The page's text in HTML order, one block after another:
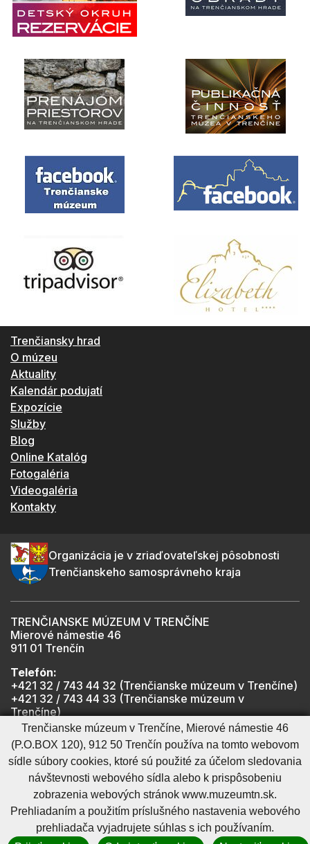
Trenčiansky hrad
O múzeu
Aktuality
Kalendár podujatí
Expozície
Služby
Blog
Online Katalóg
Fotogaléria
Videogaléria
Kontakty
Organizácia je v zriaďovateľskej pôsobnosti
Trenčianskeho samosprávneho kraja
TRENČIANSKE MÚZEUM V TRENČÍNE
Mierové námestie 46
911 01 Trenčín
Telefón:
+421 32 / 743 44 32 (Trenčianske múzeum v Trenčíne)
+421 32 / 743 44 33 (Trenčianske múzeum v
Trenčíne)
+421 901 918 825 (Trenčiansky hrad - informátor -
počas otváracích hodín hradu)
Mapa stránkyRSSCookies nastavenieOchrana osobných údajov
Cookies - viac informáciíVyhlásenie o prístupnosti
Technický prevádzkovateľSprávca obsahu
GenerujeCMS BUXUS
Trenčianske múzeum v Trenčíne, Mierové námestie 46
(P.O.BOX 120), 912 50 Trenčín používa na tomto webovom
sídle súbory cookies, ktoré sú použité za účelom sledovania
návštevnosti webového sídla alebo k prispôsobeniu
zobrazenia webových stránok www.muzeumtn.sk.
Prehliadaním a použitím príslušného nastavenia webového
prehliadača vyjadrujete súhlas s ich používaním.